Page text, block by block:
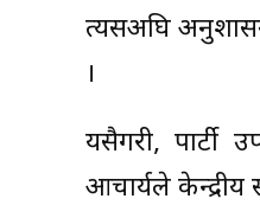
त्यसअघि
।
यसैगरी, पार्टी
आचार्यले केन्द्रीय